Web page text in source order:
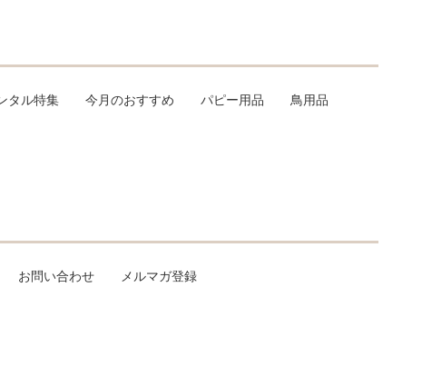
タル特集 今月のおすすめ パピー用品
鳥用品
お問い合わせ メルマガ登録